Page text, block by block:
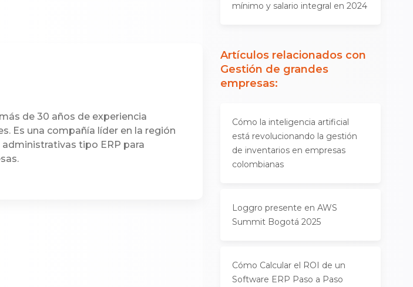
de 30 años de experiencia
Es una compañía líder en la región
tipo ERP para
mínimo y salario integral en 2024
Artículos relacionados con
Gestión de grandes
empresas:
Cómo la inteligencia artificial
está revolucionando la gestión
de inventarios en empresas
colombianas
Loggro presente en AWS
Summit Bogotá 2025
Cómo Calcular el ROI de un
Software ERP Paso a Paso